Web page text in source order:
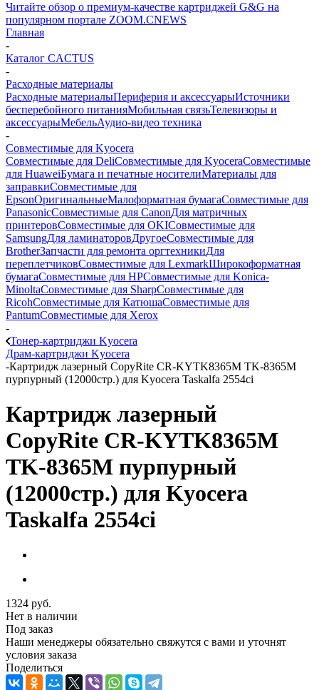
Читайте обзор о премиум-качестве картриджей G&G на
популярном портале ZOOM.CNEWS
Главная
-
Каталог CACTUS
-
Расходные материалы
Расходные материалыПериферия и аксессуарыИсточники
бесперебойного питанияМобильная связьТелевизоры и
аксессуарыМебельАудио-видео техника
-
Совместимые для Kyocera
Совместимые для DeliСовместимые для KyoceraСовместимые
для HuaweiБумага и печатные носителиМатериалы для
заправкиСовместимые для
EpsonОригинальныеМалоформатная бумагаСовместимые для
PanasonicСовместимые для CanonДля матричных
принтеровСовместимые для OKIСовместимые для
SamsungДля ламинаторовДругоеСовместимые для
BrotherЗапчасти для ремонта оргтехникиДля
переплетчиковСовместимые для LexmarkШирокоформатная
бумагаСовместимые для HPСовместимые для Konica-
MinoltaСовместимые для SharpСовместимые для
RicohСовместимые для КатюшаСовместимые для
PantumСовместимые для Xerox
-
Тонер-картриджи Kyocera
Драм-картриджи Kyocera
-Картридж лазерный CopyRite CR-KYTK8365M TK-8365M
пурпурный (12000стр.) для Kyocera Taskalfa 2554ci
Картридж лазерный
CopyRite CR-KYTK8365M
TK-8365M пурпурный
(12000стр.) для Kyocera
Taskalfa 2554ci
1324 руб.
Нет в наличии
Под заказ
Наши менеджеры обязательно свяжутся с вами и уточнят
условия заказа
Поделиться